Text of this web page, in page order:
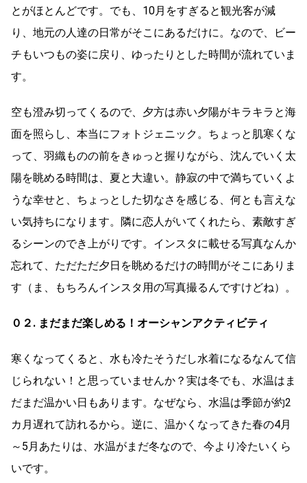
とがほとんどです。でも、10月をすぎると観光客が減
り、地元の人達の日常がそこにあるだけに。なので、ビー
チもいつもの姿に戻り、ゆったりとした時間が流れていま
す。
空も澄み切ってくるので、夕方は赤い夕陽がキラキラと海
面を照らし、本当にフォトジェニック。ちょっと肌寒くな
って、羽織ものの前をきゅっと握りながら、沈んでいく太
陽を眺める時間は、夏と大違い。静寂の中で満ちていくよ
うな幸せと、ちょっとした切なさを感じる、何とも言えな
い気持ちになります。隣に恋人がいてくれたら、素敵すぎ
るシーンのでき上がりです。インスタに載せる写真なんか
忘れて、ただただ夕日を眺めるだけの時間がそこにありま
す（ま、もちろんインスタ用の写真撮るんですけどね）。
０２. まだまだ楽しめる！オーシャンアクティビティ
寒くなってくると、水も冷たそうだし水着になるなんて信
じられない！と思っていませんか？実は冬でも、水温はま
だまだ温かい日もあります。なぜなら、水温は季節が約2
カ月遅れて訪れるから。逆に、温かくなってきた春の4月
～5月あたりは、水温がまだ冬なので、今より冷たいくら
いです。